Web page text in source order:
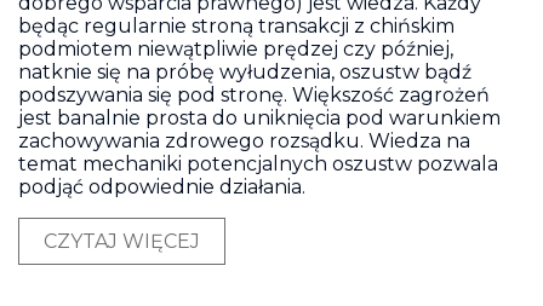
będąc regularnie stroną transakcji z chińskim
podmiotem niewątpliwie prędzej czy później,
natknie się na próbę wyłudzenia, oszustw bądź
podszywania się pod stronę. Większość zagrożeń
jest banalnie prosta do uniknięcia pod warunkiem
zachowywania zdrowego rozsądku. Wiedza na
temat mechaniki potencjalnych oszustw pozwala
podjąć odpowiednie działania.
CZYTAJ WIĘCEJ